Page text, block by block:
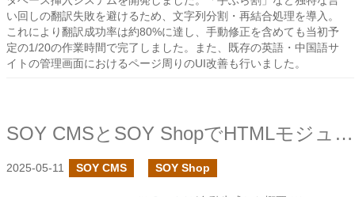
い回しの翻訳失敗を避けるため、文字列分割・再結合処理を導入。
これにより翻訳成功率は約80%に達し、手動修正を含めても当初予
定の1/20の作業時間で完了しました。また、既存の英語・中国語サ
イトの管理画面におけるページ周りのUI改善も行いました。
SOY CMSとSOY ShopでHTMLモジュールの見直しを行いました
2025-05-11 SOY CMS SOY Shop